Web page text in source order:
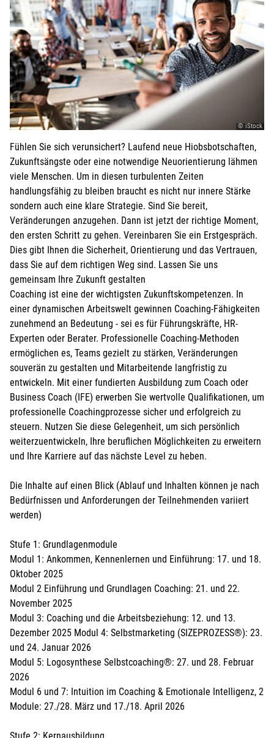
© iStock
Fühlen Sie sich verunsichert? Laufend neue Hiobsbotschaften,
Zukunftsängste oder eine notwendige Neuorientierung lähmen
viele Menschen. Um in diesen turbulenten Zeiten
handlungsfähig zu bleiben braucht es nicht nur innere Stärke
sondern auch eine klare Strategie. Sind Sie bereit,
Veränderungen anzugehen. Dann ist jetzt der richtige Moment,
den ersten Schritt zu gehen. Vereinbaren Sie ein Erstgespräch.
Dies gibt Ihnen die Sicherheit, Orientierung und das Vertrauen,
dass Sie auf dem richtigen Weg sind. Lassen Sie uns
gemeinsam Ihre Zukunft gestalten
Coaching ist eine der wichtigsten Zukunftskompetenzen. In
einer dynamischen Arbeitswelt gewinnen Coaching-Fähigkeiten
zunehmend an Bedeutung - sei es für Führungskräfte, HR-
Experten oder Berater. Professionelle Coaching-Methoden
ermöglichen es, Teams gezielt zu stärken, Veränderungen
souverän zu gestalten und Mitarbeitende langfristig zu
entwickeln. Mit einer fundierten Ausbildung zum Coach oder
Business Coach (IFE) erwerben Sie wertvolle Qualifikationen, um
professionelle Coachingprozesse sicher und erfolgreich zu
steuern. Nutzen Sie diese Gelegenheit, um sich persönlich
weiterzuentwickeln, Ihre beruflichen Möglichkeiten zu erweitern
und Ihre Karriere auf das nächste Level zu heben.
Die Inhalte auf einen Blick (Ablauf und Inhalten können je nach
Bedürfnissen und Anforderungen der Teilnehmenden variiert
werden)
Stufe 1: Grundlagenmodule
Modul 1: Ankommen, Kennenlernen und Einführung: 17. und 18.
Oktober 2025
Modul 2 Einführung und Grundlagen Coaching: 21. und 22.
November 2025
Modul 3: Coaching und die Arbeitsbeziehung: 12. und 13.
Dezember 2025 Modul 4: Selbstmarketing (SIZEPROZESS®): 23.
und 24. Januar 2026
Modul 5: Logosynthese Selbstcoaching®: 27. und 28. Februar
2026
Modul 6 und 7: Intuition im Coaching & Emotionale Intelligenz, 2
Module: 27./28. März und 17./18. April 2026